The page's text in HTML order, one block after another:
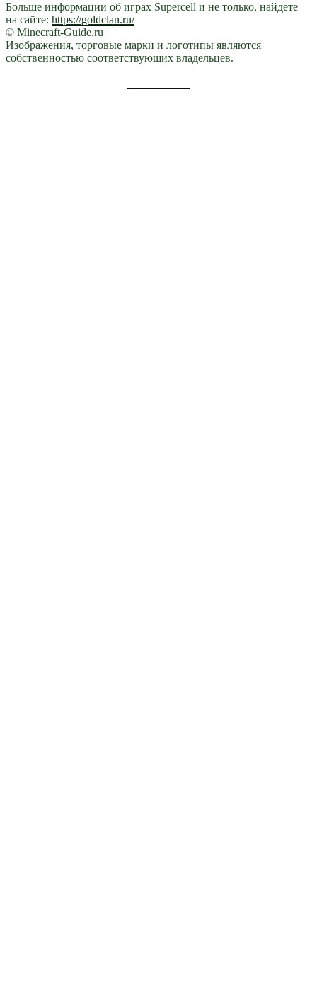
Больше информации об играх Supercell и не только, найдете
на сайте: https://goldclan.ru/
© Minecraft-Guide.ru
Изображения, торговые марки и логотипы являются
собственностью соответствующих владельцев.